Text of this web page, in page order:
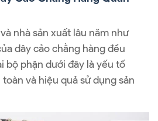
nhà sản xuất lâu năm như
dây cảo chằng hàng đều
bộ phận dưới đây là yếu tố
và hiệu quả sử dụng sản